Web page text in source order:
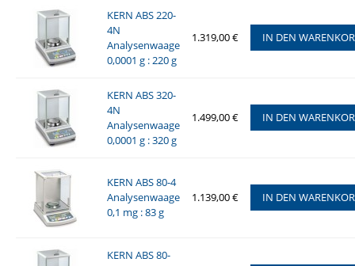
KERN ABS 220-
4N
Analysenwaage
0,0001 g : 220 g
1.319,00 € IN DEN
KERN ABS 320-
4N
Analysenwaage
0,0001 g : 320 g
1.499,00 € IN DEN
KERN ABS 80-4
Analysenwaage
0,1 mg : 83 g
1.139,00 € IN DEN
KERN ABS 80-